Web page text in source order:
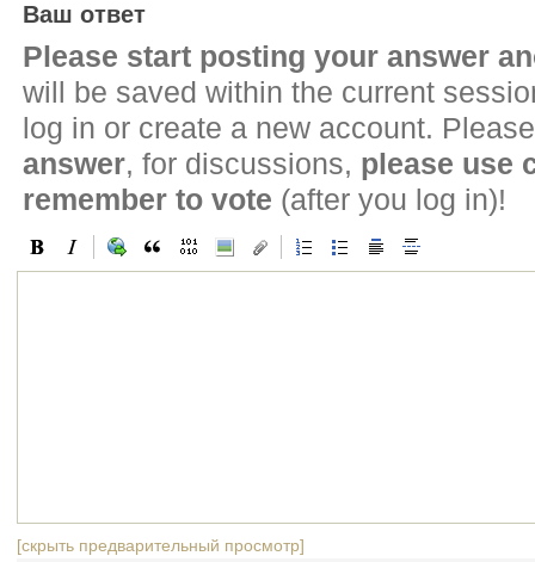
Ваш ответ
Please start posting your answer
will be saved within the current
log in or create a new account.
answer, for discussions, please use
remember to vote (after you log in)!
[скрыть предварительный просмотр]